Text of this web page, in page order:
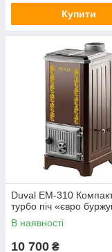
Купити
Duval EM-310
турбо піч «євро
В наявності
10 700 ₴